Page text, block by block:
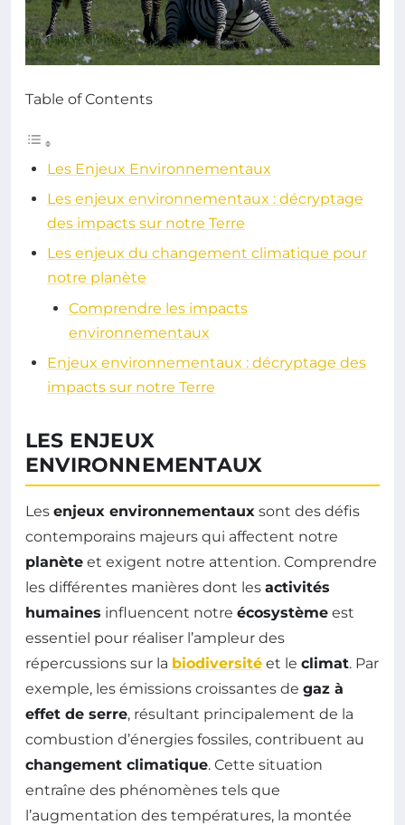
Table of Contents
Les Enjeux Environnementaux
Les enjeux environnementaux : décryptage
des impacts sur notre Terre
Les enjeux du changement climatique pour
notre planète
Comprendre les impacts
environnementaux
Enjeux environnementaux : décryptage des
impacts sur notre Terre
LES ENJEUX
ENVIRONNEMENTAUX
Les enjeux environnementaux sont des défis
contemporains majeurs qui affectent notre
planète et exigent notre attention. Comprendre
les différentes manières dont les activités
humaines influencent notre écosystème est
essentiel pour réaliser l’ampleur des
répercussions sur la biodiversité et le climat. Par
exemple, les émissions croissantes de gaz à
effet de serre, résultant principalement de la
combustion d’énergies fossiles, contribuent au
changement climatique. Cette situation
entraîne des phénomènes tels que
l’augmentation des températures, la montée